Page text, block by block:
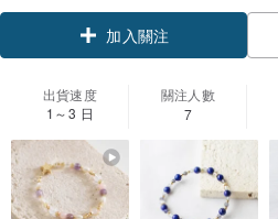
加入關注
出貨速度
1～3 日
關注人數
7